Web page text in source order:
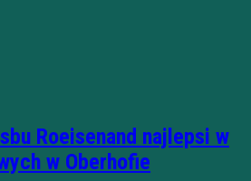
Roeisenand najlepsi w
w Oberhofie